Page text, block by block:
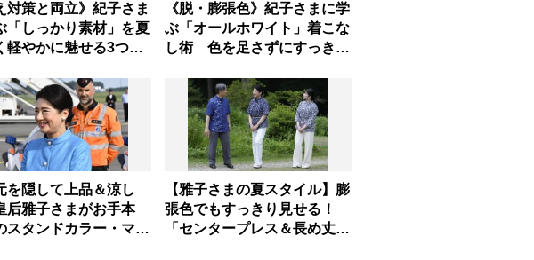
対策と両立》紀子さま
「しっかり素材」を夏
軽やかに魅せる3つの
《脱・膨張色》紀子さまに学
ぶ「オールホワイト」着こな
し術 色を足さずにすっきり
を隠して上品＆涼し
后雅子さまがお手本
スタンドカラー・マオ
【雅子さまの夏スタイル】膨
張色でもすっきり見せる！
「センタープレス＆長め丈」